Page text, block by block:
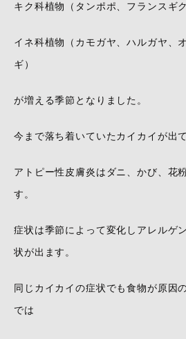
キク科植物（タンポポ、フランスギク
イネ科植物（カモガヤ、ハルガヤ、
ギ）
が増える季節となりました。
今まで落ち着いていたカイカイが出
アトピー性皮膚炎はダニ、かび、花
す。
症状は季節によって変化しアレルゲ
状が出ます。
同じカイカイの症状でも食物が原因
では